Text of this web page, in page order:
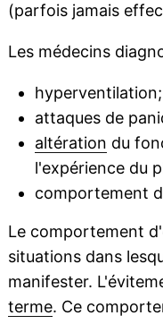
(parfois jamais
Les médecins
hyperventilation;
attaques de
altération du
l'expérience du
comportement
Le comportement
situations dans
manifester.
terme. Ce